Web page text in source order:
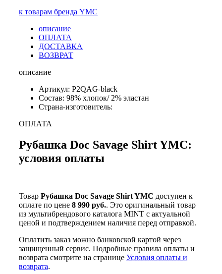
к товарам бренда YMC
описание
ОПЛАТА
ДОСТАВКА
ВОЗВРАТ
описание
Артикул: P2QAG-black
Состав: 98% хлопок/ 2% эластан
Страна-изготовитель:
ОПЛАТА
Рубашка Doc Savage Shirt YMC:
условия оплаты
Товар Рубашка Doc Savage Shirt YMC доступен к
оплате по цене 8 990 руб.. Это оригинальный товар
из мультибрендового каталога MINT с актуальной
ценой и подтверждением наличия перед отправкой.
Оплатить заказ можно банковской картой через
защищенный сервис. Подробные правила оплаты и
возврата смотрите на странице Условия оплаты и
возврата.